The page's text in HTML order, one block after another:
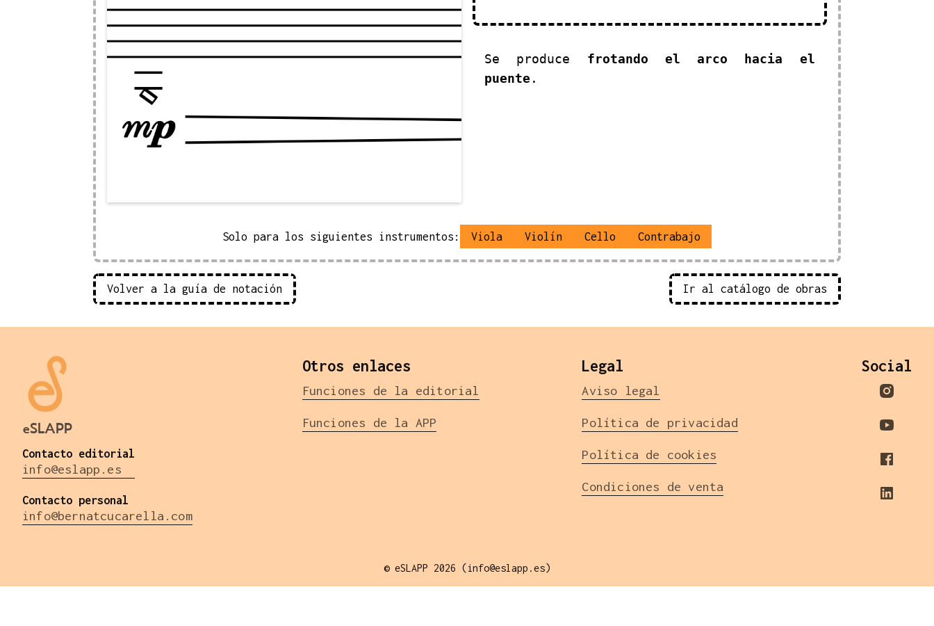
Se produce frotando el arco hacia el
puente.
Solo para los siguientes instrumentos: Viola Violín Cello Contrabajo
Volver a la guía de notación Ir al catálogo de obras
eSLAPP
Contacto editorial
info@eslapp.es
Contacto personal
info@bernatcucarella.com
Otros enlaces
Funciones de la editorial
Funciones de la APP
Legal
Aviso legal
Política de privacidad
Política de cookies
Condiciones de venta
Social
© eSLAPP 2026 (info@eslapp.es)